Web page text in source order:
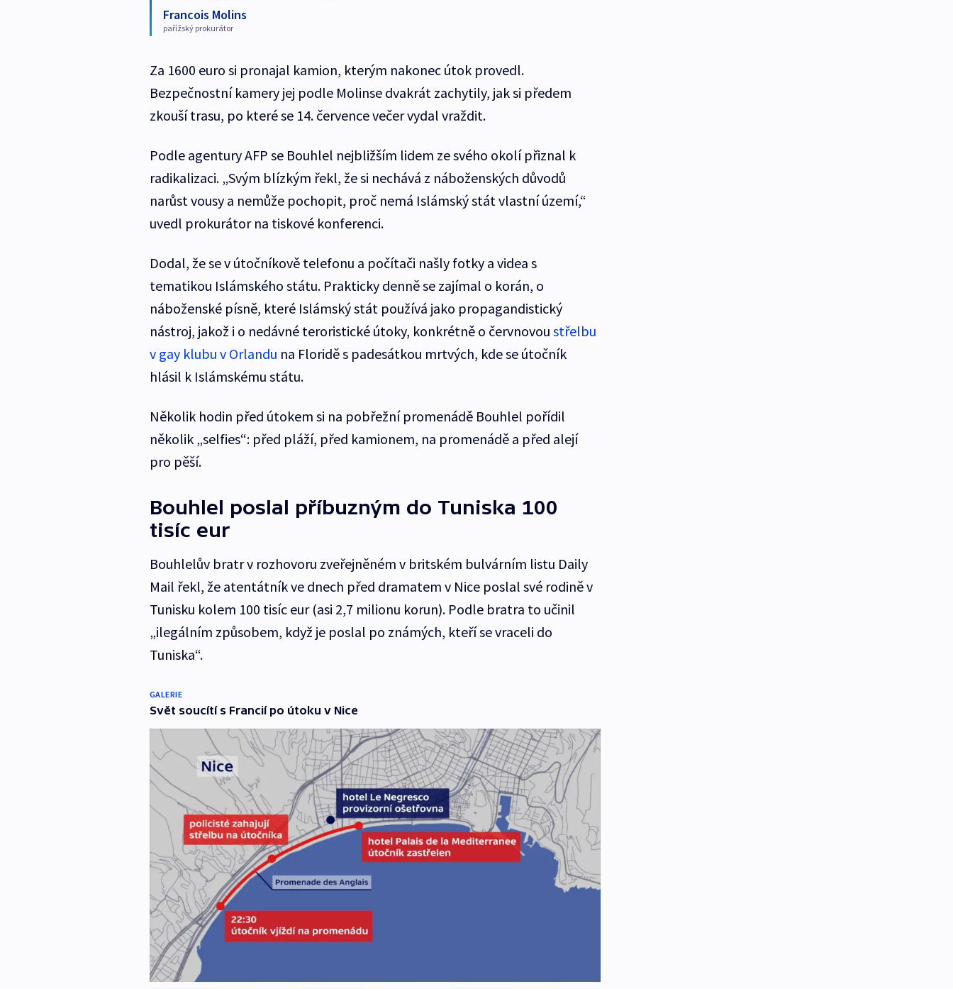
Francois Molins
pařížský prokurátor
Za 1600 euro si pronajal kamion, kterým nakonec útok provedl.
Bezpečnostní kamery jej podle Molinse dvakrát zachytily, jak si předem
zkouší trasu, po které se 14. července večer vydal vraždit.
Podle agentury AFP se Bouhlel nejbližším lidem ze svého okolí přiznal k
radikalizaci. „Svým blízkým řekl, že si nechává z náboženských důvodů
narůst vousy a nemůže pochopit, proč nemá Islámský stát vlastní území,“
uvedl prokurátor na tiskové konferenci.
Dodal, že se v útočníkově telefonu a počítači našly fotky a videa s
tematikou Islámského státu. Prakticky denně se zajímal o korán, o
náboženské písně, které Islámský stát používá jako propagandistický
nástroj, jakož i o nedávné teroristické útoky, konkrétně o červnovou střelbu
v gay klubu v Orlandu na Floridě s padesátkou mrtvých, kde se útočník
hlásil k Islámskému státu.
Několik hodin před útokem si na pobřežní promenádě Bouhlel pořídil
několik „selfies“: před pláží, před kamionem, na promenádě a před alejí
pro pěší.
Bouhlel poslal příbuzným do Tuniska 100
tisíc eur
Bouhlelův bratr v rozhovoru zveřejněném v britském bulvárním listu Daily
Mail řekl, že atentátník ve dnech před dramatem v Nice poslal své rodině v
Tunisku kolem 100 tisíc eur (asi 2,7 milionu korun). Podle bratra to učinil
„ilegálním způsobem, když je poslal po známých, kteří se vraceli do
Tuniska“.
GALERIE
Svět soucítí s Francií po útoku v Nice